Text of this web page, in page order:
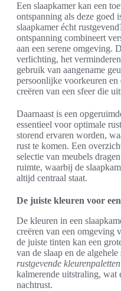
Een slaapkamer kan een
ontspanning als deze goed
slaapkamer écht
ontspanning combineert
aan een serene omgeving.
verlichting, het
gebruik van aangename
persoonlijke voorkeuren
creëren van een sfeer die
Daarnaast is een
essentieel voor optimale
storend ervaren worden,
rust te komen. Een
selectie van meubels
ruimte, waarbij de
altijd centraal staat.
De juiste kleuren voor
De kleuren in een
creëren van een omgeving
de juiste tinten kan een
van de slaap en de
rustgevende kleurenpaletten
kalmerende uitstraling, wat
nachtrust.